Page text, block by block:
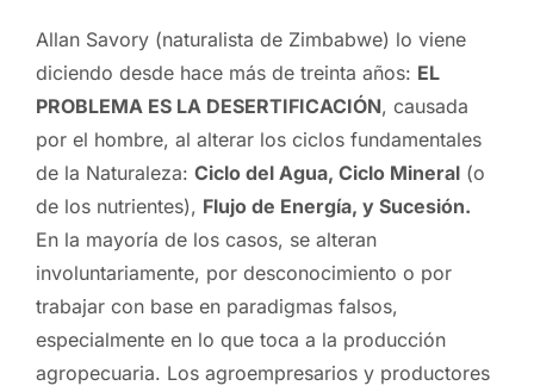
Allan Savory (naturalista de Zimbabwe) lo viene
diciendo desde hace más de treinta años: EL
PROBLEMA ES LA DESERTIFICACIÓN, causada
por el hombre, al alterar los ciclos fundamentales
de la Naturaleza: Ciclo del Agua, Ciclo Mineral (o
de los nutrientes), Flujo de Energía, y Sucesión.
En la mayoría de los casos, se alteran
involuntariamente, por desconocimiento o por
trabajar con base en paradigmas falsos,
especialmente en lo que toca a la producción
agropecuaria. Los agroempresarios y productores